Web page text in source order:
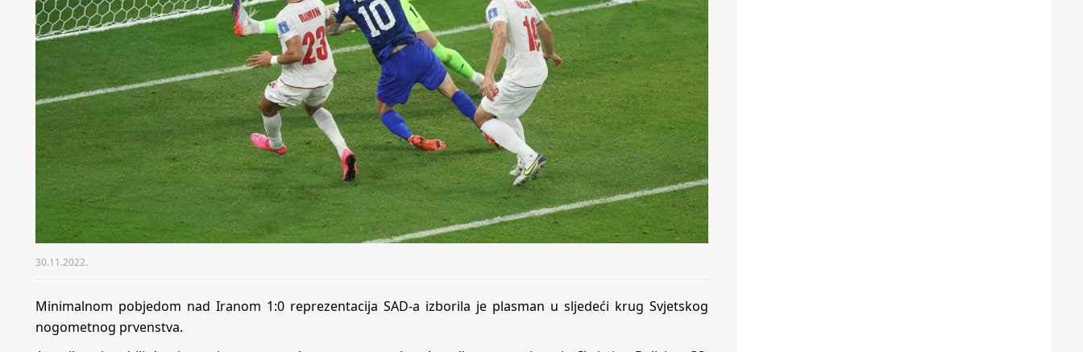
30.11.2022.
Minimalnom pobjedom nad Iranom 1:0 reprezentacija SAD-a izborila je plasman u sljedeći krug Svjetskog
nogometnog prvenstva.